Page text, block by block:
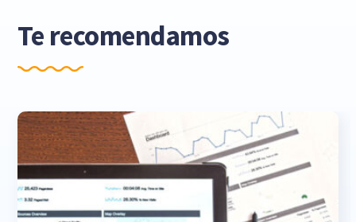
Te recomendamos